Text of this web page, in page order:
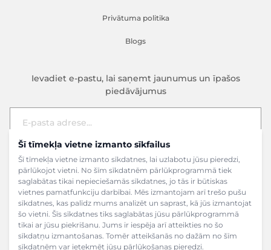
Šī tīmekļa vietne izmanto sīkfailus
Šī tīmekļa vietne izmanto sīkdatnes, lai uzlabotu jūsu pieredzi,
pārlūkojot vietni. No šīm sīkdatnēm pārlūkprogrammā tiek
saglabātas tikai nepieciešamās sīkdatnes, jo tās ir būtiskas
vietnes pamatfunkciju darbībai. Mēs izmantojam arī trešo pušu
sīkdatnes, kas palīdz mums analizēt un saprast, kā jūs izmantojat
šo vietni. Šīs sīkdatnes tiks saglabātas jūsu pārlūkprogrammā
tikai ar jūsu piekrišanu. Jums ir iespēja arī atteikties no šo
sīkdatņu izmantošanas. Tomēr atteikšanās no dažām no šīm
sīkdatnēm var ietekmēt jūsu pārlūkošanas pieredzi.
Privātuma politika
Blogs
Ievadiet e-pastu, lai saņemt jaunumus un īpašos
piedāvājumus
E-pasta adrese
Pieteikties